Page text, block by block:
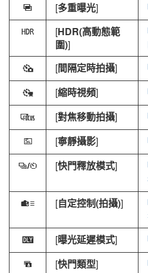
$ [多重曝光]
2 [HDR(高動態範
圍)]
7 [間隔定時拍攝]
8 [縮時視頻]
9 [對焦移動拍攝]
L [寧靜攝影]
v [快門釋放模式]
w [自定控制(拍攝)]
z [曝光延遲模式]
O [快門類型]